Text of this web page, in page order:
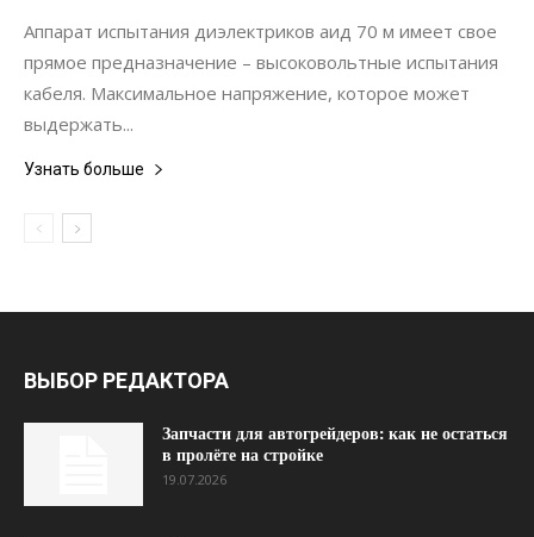
Аппарат испытания диэлектриков аид 70 м имеет свое
прямое предназначение – высоковольтные испытания
кабеля. Максимальное напряжение, которое может
выдержать...
Узнать больше
ВЫБОР РЕДАКТОРА
Запчасти для автогрейдеров: как не остаться
в пролёте на стройке
19.07.2026